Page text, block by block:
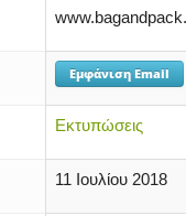
Εμφάνιση Email
Εκτυπώσεις
11 Ιουλίου 2018